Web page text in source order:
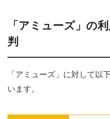
「アミューズ」の
判
「アミューズ」に対して以
います。